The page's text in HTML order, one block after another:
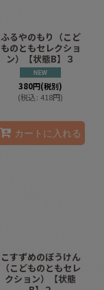
ふるやのもり（こど
ものともセレクショ
ン）【状態B】３
380円(税別)
(税込: 418円)
カートに入れる
こすずめのぼうけん
（こどものともセレ
クション）【状態